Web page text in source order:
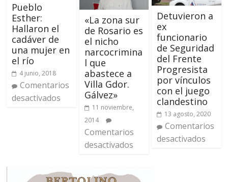
Pueblo
Esther:
Hallaron el
cadáver de
una mujer en
el río
4 junio, 2018
Comentarios
desactivados
«La zona sur
de Rosario es
el nicho
narcocrimina
l que
abastece a
Villa Gdor.
Gálvez»
11 noviembre,
2014
Comentarios
desactivados
Detuvieron a
ex
funcionario
de Seguridad
del Frente
Progresista
por vínculos
con el juego
clandestino
13 agosto, 2020
Comentarios
desactivados